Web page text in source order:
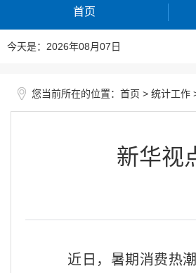
首页
今天是：2026年08月07日
您当前所在的位置： 首页 > 统计工作
新华视
近日，暑期消费热